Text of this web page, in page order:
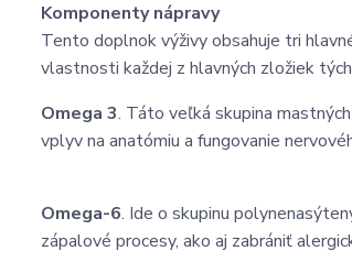
Komponenty nápravy
Tento doplnok výživy obsahuje tri
vlastnosti každej z hlavných zložiek
Omega 3. Táto veľká skupina
vplyv na anatómiu a fungovanie
Omega-6. Ide o skupinu
zápalové procesy, ako aj zabrániť